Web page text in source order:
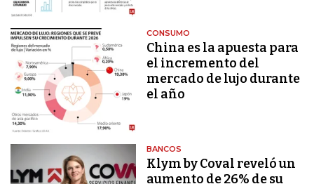
CONSUMO
China es la apuesta para
el incremento del
mercado de lujo durante
el año
BANCOS
Klym by Coval reveló un
aumento de 26% de su